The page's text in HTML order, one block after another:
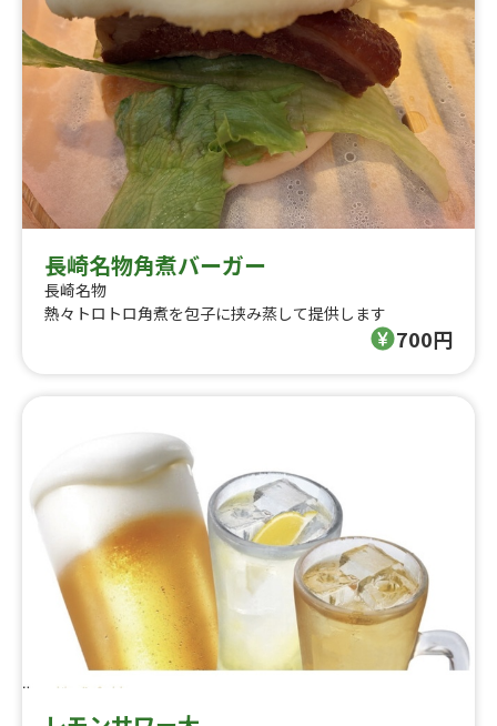
長崎名物角煮バーガー
長崎名物
熱々トロトロ角煮を包子に挟み蒸して提供します
700円